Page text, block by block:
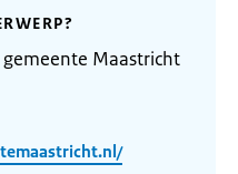
Maastricht